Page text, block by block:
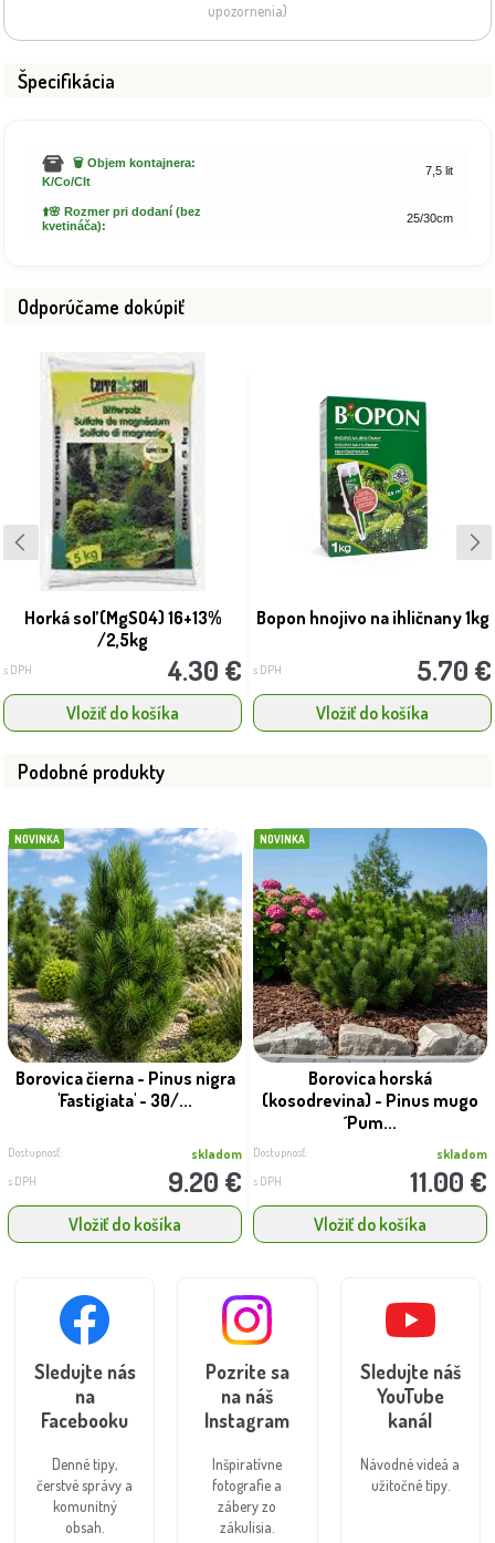
upozornenia)
Špecifikácia
🗑️ Objem kontajnera:
K/Co/Clt
7,5 lit
⬆️🌸 Rozmer pri dodaní (bez
kvetináča):
25/30cm
Odporúčame dokúpiť
Horká soľ (MgSO4) 16+13%
/2,5kg
s DPH 4.30 €
Vložiť do košíka
Bopon hnojivo na ihličnany 1kg
s DPH 5.70 €
Vložiť do košíka
Podobné produkty
NOVINKA
Borovica čierna - Pinus nigra
'Fastigiata' - 30/...
Dostupnosť: skladom
s DPH 9.20 €
Vložiť do košíka
NOVINKA
Borovica horská
(kosodrevina) - Pinus mugo
´Pum...
Dostupnosť: skladom
s DPH 11.00 €
Vložiť do košíka
Sledujte nás
na
Facebooku
Denné tipy,
čerstvé správy a
komunitný
obsah.
Pozrite sa
na náš
Instagram
Inšpiratívne
fotografie a
zábery zo
zákulisia.
Sledujte náš
YouTube
kanál
Návodné videá a
užitočné tipy.